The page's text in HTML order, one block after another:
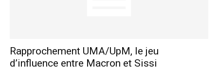
Rapprochement UMA/UpM, le jeu
d’influence entre Macron et Sissi